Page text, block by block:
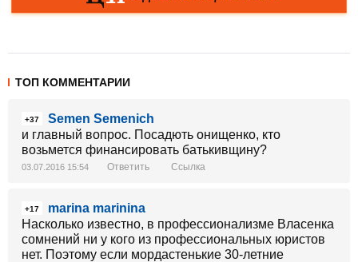
ТОП КОММЕНТАРИИ
+37
Semen Semenich
и главный вопрос. Посадють онищенко, кто
возьмется финансировать батькивщину?
03.07.2016 15:54 Ответить Ссылка
+17
marina marinina
Насколько известно, в профессионализме Власенка
сомнений ни у кого из профессиональных юристов
нет. Поэтому если мордастенькие 30-летние